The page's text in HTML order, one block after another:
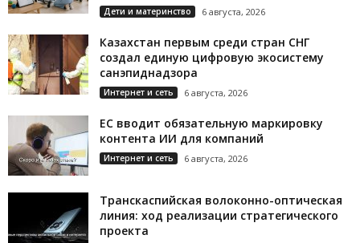
Дети и материнство 6 августа, 2026
Казахстан первым среди стран СНГ
создал единую цифровую экосистему
санэпиднадзора
Интернет и сеть 6 августа, 2026
ЕС вводит обязательную маркировку
контента ИИ для компаний
Интернет и сеть 6 августа, 2026
Транскаспийская волоконно-оптическая
линия: ход реализации стратегического
проекта